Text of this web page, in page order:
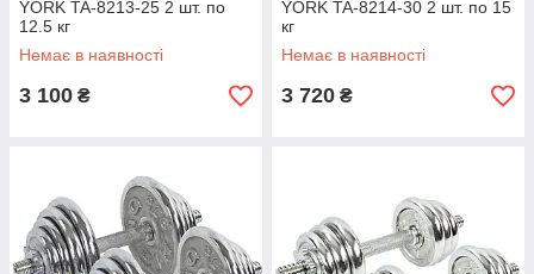
YORK TA-8213-25 2 шт. по
12.5 кг
Немає в наявності
3 100 ₴
YORK TA-8214-30 2 шт. по 15
кг
Немає в наявності
3 720 ₴